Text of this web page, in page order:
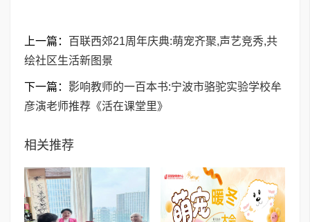
上一篇： 百联西郊21周年庆典:萌宠齐聚,声艺竞秀,共
绘社区生活新图景
下一篇： 影响教师的一百本书:宁波市骆驼实验学校牟
彦演老师推荐《活在课堂里》
相关推荐